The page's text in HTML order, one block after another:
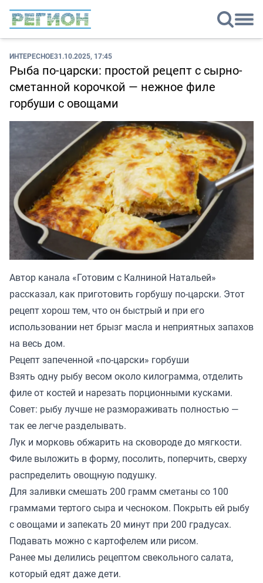
ИНТЕРЕСНОЕ31.10.2025, 17:45
Рыба по-царски: простой рецепт с сырно-
сметанной корочкой — нежное филе
горбуши с овощами
Автор канала «Готовим с Калниной Натальей»
рассказал, как приготовить горбушу по-царски. Этот
рецепт хорош тем, что он быстрый и при его
использовании нет брызг масла и неприятных запахов
на весь дом.
Рецепт запеченной «по-царски» горбуши
Взять одну рыбу весом около килограмма, отделить
филе от костей и нарезать порционными кусками.
Совет: рыбу лучше не размораживать полностью —
так ее легче разделывать.
Лук и морковь обжарить на сковороде до мягкости.
Филе выложить в форму, посолить, поперчить, сверху
распределить овощную подушку.
Для заливки смешать 200 грамм сметаны со 100
граммами тертого сыра и чесноком. Покрыть ей рыбу
с овощами и запекать 20 минут при 200 градусах.
Подавать можно с картофелем или рисом.
Ранее мы делились рецептом свекольного салата,
который едят даже дети.